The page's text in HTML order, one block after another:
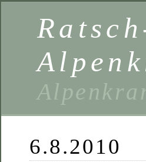
6.8.2010